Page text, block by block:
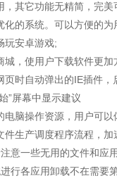
，其它功能无精简，完美
化的系统。可以方便的为
玩安卓游戏;
城，使用户下载软件更加
时自动弹出的IE插件，
”屏幕中显示建议
电脑操作资源，用户可以
件生产调度程序流程，加
意一些无用的文件和应
行各应用卸载不在需要